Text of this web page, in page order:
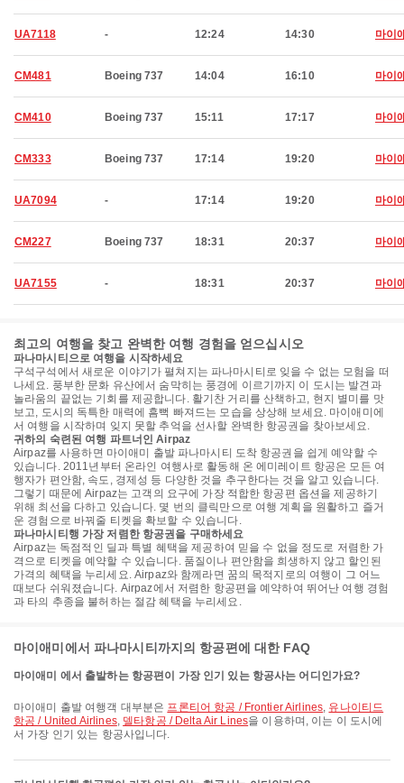
UA7118 - 12:24 14:30 마이
CM481 Boeing 737 14:04 16:10 마이
CM410 Boeing 737 15:11 17:17 마이
CM333 Boeing 737 17:14 19:20 마이
UA7094 - 17:14 19:20 마이
CM227 Boeing 737 18:31 20:37 마이
UA7155 - 18:31 20:37 마이
최고의 여행을 찾고 완벽한 여행 경험을 얻으십시오
파나마시티으로 여행을 시작하세요
구석구석에서 새로운 이야기가 펼쳐지는 파나마시티로 잊을 수 없는 모험을 떠
나세요. 풍부한 문화 유산에서 숨막히는 풍경에 이르기까지 이 도시는 발견과
놀라움의 끝없는 기회를 제공합니다. 활기찬 거리를 산책하고, 현지 별미를 맛
보고, 도시의 독특한 매력에 흠뻑 빠져드는 모습을 상상해 보세요. 마이애미에
서 여행을 시작하며 잊지 못할 추억을 선사할 완벽한 항공권을 찾아보세요.
귀하의 숙련된 여행 파트너인 Airpaz
Airpaz를 사용하면 마이애미 출발 파나마시티 도착 항공권을 쉽게 예약할 수
있습니다. 2011년부터 온라인 여행사로 활동해 온 에미레이트 항공은 모든 여
행자가 편안함, 속도, 경제성 등 다양한 것을 추구한다는 것을 알고 있습니다.
그렇기 때문에 Airpaz는 고객의 요구에 가장 적합한 항공편 옵션을 제공하기
위해 최선을 다하고 있습니다. 몇 번의 클릭만으로 여행 계획을 원활하고 즐거
운 경험으로 바꿔줄 티켓을 확보할 수 있습니다.
파나마시티행 가장 저렴한 항공권을 구매하세요
Airpaz는 독점적인 딜과 특별 혜택을 제공하여 믿을 수 없을 정도로 저렴한 가
격으로 티켓을 예약할 수 있습니다. 품질이나 편안함을 희생하지 않고 할인된
가격의 혜택을 누리세요. Airpaz와 함께라면 꿈의 목적지로의 여행이 그 어느
때보다 쉬워졌습니다. Airpaz에서 저렴한 항공편을 예약하여 뛰어난 여행 경험
과 타의 추종을 불허하는 절감 혜택을 누리세요.
마이애미에서 파나마시티까지의 항공편에 대한 FAQ
마이애미 에서 출발하는 항공편이 가장 인기 있는 항공사는 어디인가요?
마이애미 출발 여행객 대부분은 프론티어 항공 / Frontier Airlines, 유나이티드
항공 / United Airlines, 델타항공 / Delta Air Lines을 이용하며, 이는 이 도시에
서 가장 인기 있는 항공사입니다.